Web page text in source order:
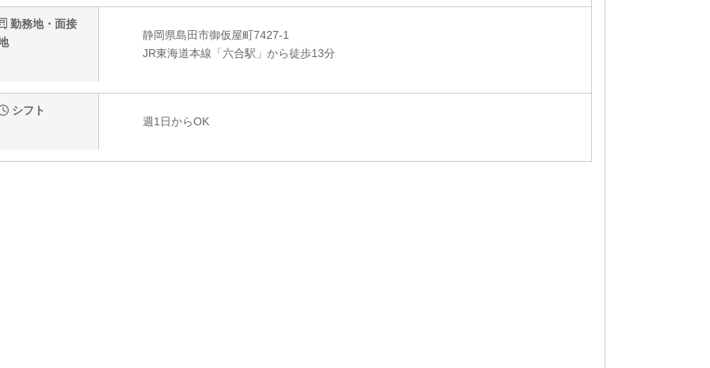
勤務地・面接
静岡県島田市御仮屋町7427-1
JR東海道本線「六合駅」から徒歩13分
シフト
週1日からOK